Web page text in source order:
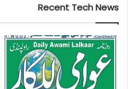
Recent Tech News